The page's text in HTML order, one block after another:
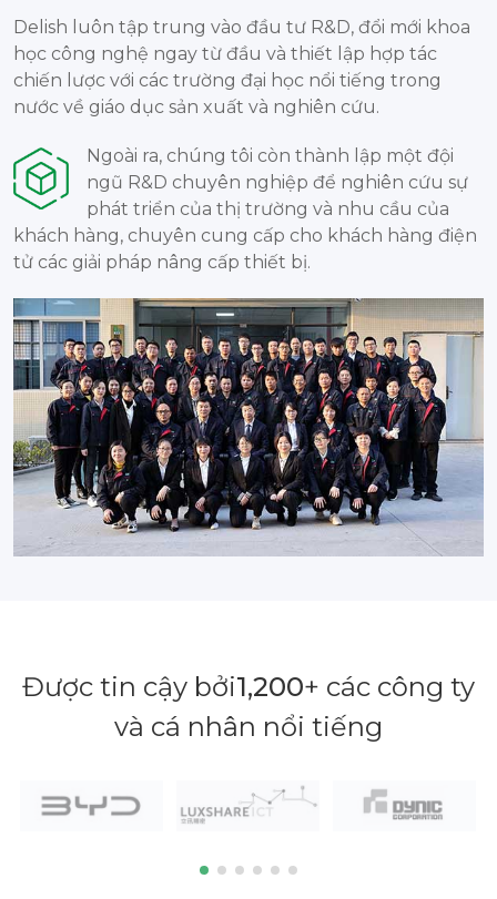
Delish luôn tập trung vào đầu tư R&D, đổi mới khoa
học công nghệ ngay từ đầu và thiết lập hợp tác
chiến lược với các trường đại học nổi tiếng trong
nước về giáo dục sản xuất và nghiên cứu.
Ngoài ra, chúng tôi còn thành lập một đội
ngũ R&D chuyên nghiệp để nghiên cứu sự
phát triển của thị trường và nhu cầu của
khách hàng, chuyên cung cấp cho khách hàng điện
tử các giải pháp nâng cấp thiết bị.
Được tin cậy bởi1,200+ các công ty
và cá nhân nổi tiếng